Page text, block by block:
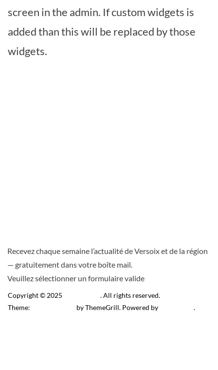
screen in the admin. If custom widgets is
added than this will be replaced by those
widgets.
Recevez chaque semaine l’actualité de Versoix et de la région
— gratuitement dans votre boîte mail.
Veuillez sélectionner un formulaire valide
Copyright © 2025
. All rights reserved.
Theme:
by ThemeGrill. Powered by .